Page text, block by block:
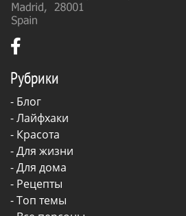
Рубрики
- Блог
-Лайфхаки
- Красота
-Для жизни
-Для дома
- Рецепты
- Топ темы